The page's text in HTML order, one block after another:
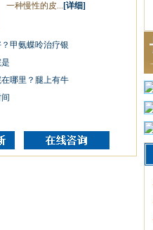
一种慢性的皮... [详细]
甲氨蝶呤治疗银
哪里？腿上有牛